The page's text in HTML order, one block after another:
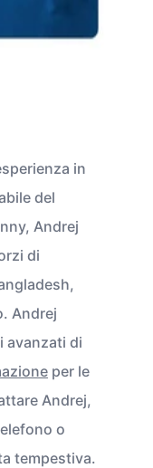
in
del
Andrej
di
Andrej
avanzati di
per le
Andrej,
o
tempestiva.